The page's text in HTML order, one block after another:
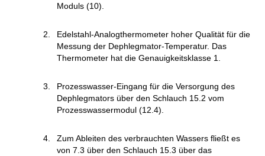
Moduls (10).
Edelstahl-Analogthermometer hoher Qualität für die
Messung der Dephlegmator-Temperatur. Das
Thermometer hat die Genauigkeitsklasse 1.
Prozesswasser-Eingang für die Versorgung des
Dephlegmators über den Schlauch 15.2 vom
Prozesswassermodul (12.4).
Zum Ableiten des verbrauchten Wassers fließt es
von 7.3 über den Schlauch 15.3 über das